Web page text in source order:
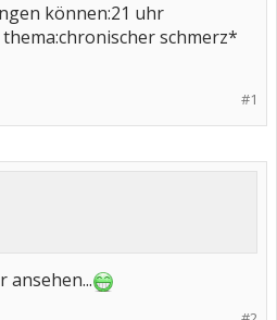
können:21 uhr
schmerz*
#1
ansehen...